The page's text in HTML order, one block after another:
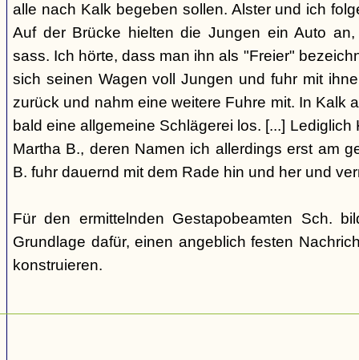
alle nach Kalk begeben sollen. Alster und ich
Auf der Brücke hielten die Jungen ein Auto
sass. Ich hörte, dass man ihn als "Freier"
sich seinen Wagen voll Jungen und fuhr mit
zurück und nahm eine weitere Fuhre mit. In Kalk
bald eine allgemeine Schlägerei los. [...]
Martha B., deren Namen ich allerdings erst am
B. fuhr dauernd mit dem Rade hin und her und
Für den ermittelnden Gestapobeamten Sch.
Grundlage dafür, einen angeblich festen
konstruieren.